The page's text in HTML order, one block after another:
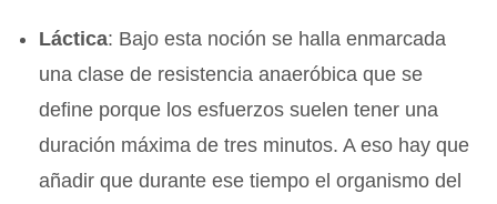
Láctica: Bajo esta noción se halla enmarcada
una clase de resistencia anaeróbica que se
define porque los esfuerzos suelen tener una
duración máxima de tres minutos. A eso hay que
añadir que durante ese tiempo el organismo del